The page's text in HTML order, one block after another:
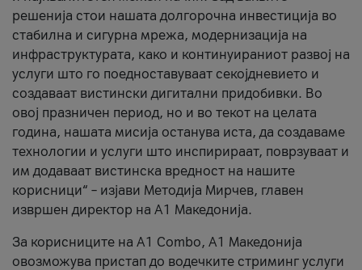
решенија стои нашата долгорочна инвестиција во
стабилна и сигурна мрежа, модернизација на
инфраструктурата, како и континуираниот развој на
услуги што го поедноставуваат секојдневието и
создаваат вистински дигитални придобивки. Во
овој празничен период, но и во текот на целата
година, нашата мисија останува иста, да создаваме
технологии и услуги што инспирираат, поврзуваат и
им додаваат вистинска вредност на нашите
корисници“ – изјави Методија Мирчев, главен
извршен директор на А1 Македонија.
За корисниците на A1 Combo, А1 Македонија
овозможува пристап до водечките стриминг услуги